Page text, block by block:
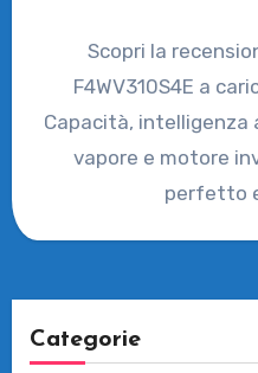
Scopri la
F4WV310S4E a
Capacità, intelligenza
vapore e motore
perfetto
Categorie